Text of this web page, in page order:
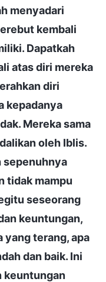
menyadari
kembali
Dapatkah
atas diri mereka
diri
kepadanya
Mereka sama
oleh Iblis.
sepenuhnya
tidak mampu
seseorang
keuntungan,
yang terang, apa
dan baik. Ini
keuntungan